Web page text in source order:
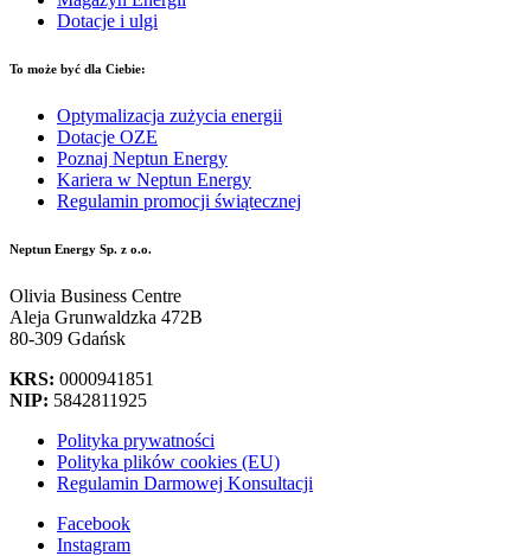
Dotacje i ulgi
To może być dla Ciebie:
Optymalizacja zużycia energii
Dotacje OZE
Poznaj Neptun Energy
Kariera w Neptun Energy
Regulamin promocji świątecznej
Neptun Energy Sp. z o.o.
Olivia Business Centre
Aleja Grunwaldzka 472B
80-309 Gdańsk
KRS: 0000941851
NIP: 5842811925
Polityka prywatności
Polityka plików cookies (EU)
Regulamin Darmowej Konsultacji
Facebook
Instagram